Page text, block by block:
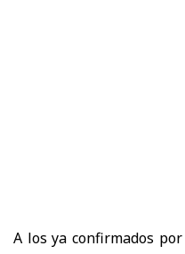
A los ya confirmados